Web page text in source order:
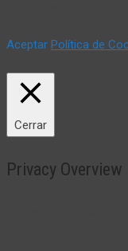
Aceptar Política de
Cerrar
Privacy Overview